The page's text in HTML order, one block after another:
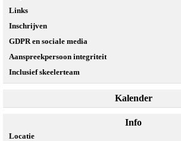
Links
Inschrijven
GDPR en sociale media
Aanspreekpersoon integriteit
Inclusief skeelerteam
Kalender
Info
Locatie